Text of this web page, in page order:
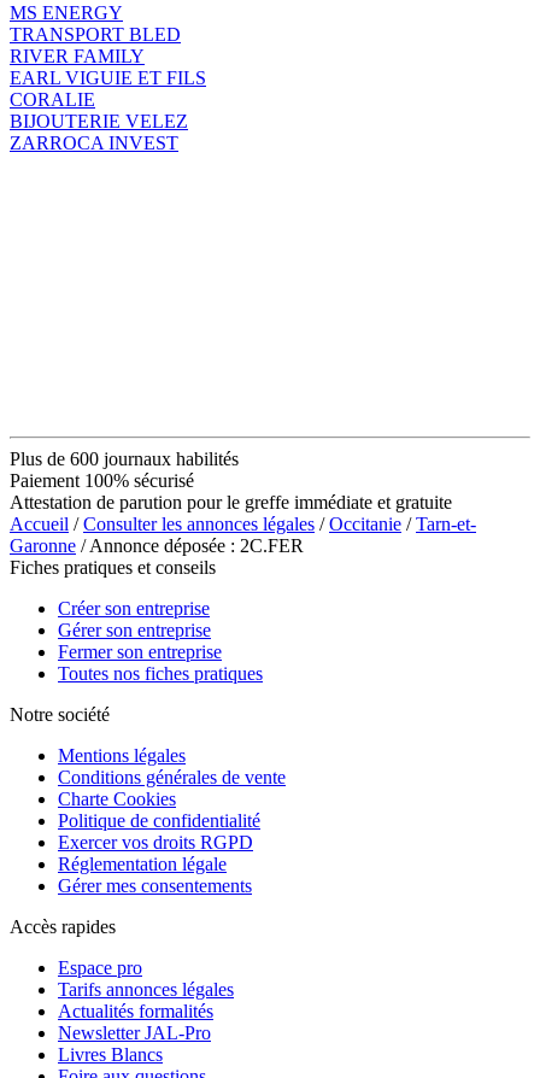
MS ENERGY
TRANSPORT BLED
RIVER FAMILY
EARL VIGUIE ET FILS
CORALIE
BIJOUTERIE VELEZ
ZARROCA INVEST
Plus de 600 journaux habilités
Paiement 100% sécurisé
Attestation de parution pour le greffe immédiate et gratuite
Accueil /Consulter les annonces légales /Occitanie /Tarn-et-
Garonne / Annonce déposée : 2C.FER
Fiches pratiques et conseils
Créer son entreprise
Gérer son entreprise
Fermer son entreprise
Toutes nos fiches pratiques
Notre société
Mentions légales
Conditions générales de vente
Charte Cookies
Politique de confidentialité
Exercer vos droits RGPD
Réglementation légale
Gérer mes consentements
Accès rapides
Espace pro
Tarifs annonces légales
Actualités formalités
Newsletter JAL-Pro
Livres Blancs